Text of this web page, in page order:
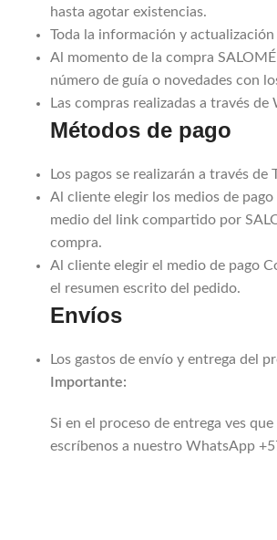
hasta agotar existencias.
Toda la información y
Al momento de la compra
número de guía o novedades con
Las compras realizadas a través
Métodos de pago
Los pagos se realizarán a través
Al cliente elegir los medios de
medio del link compartido por
compra.
Al cliente elegir el medio de pago
el resumen escrito del pedido.
Envíos
Los gastos de envío y entrega del
Importante:
Si en el proceso de entrega ves
escríbenos a nuestro WhatsApp